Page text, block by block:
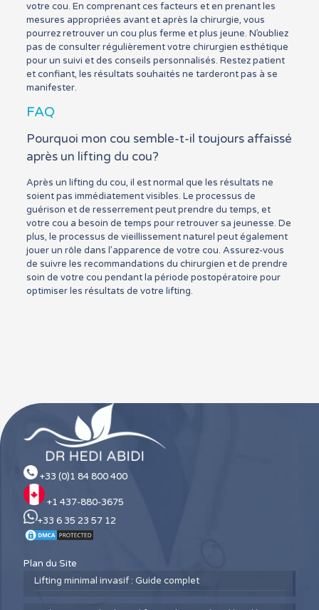
votre cou. En comprenant ces facteurs et en prenant les
mesures appropriées avant et après la chirurgie, vous
pourrez retrouver un cou plus ferme et plus jeune. N’oubliez
pas de consulter régulièrement votre chirurgien esthétique
pour un suivi et des conseils personnalisés. Restez patient
et confiant, les résultats souhaités ne tarderont pas à se
manifester.
FAQ
Pourquoi mon cou semble-t-il toujours affaissé
après un lifting du cou?
Après un lifting du cou, il est normal que les résultats ne
soient pas immédiatement visibles. Le processus de
guérison et de resserrement peut prendre du temps, et
votre cou a besoin de temps pour retrouver sa jeunesse. De
plus, le processus de vieillissement naturel peut également
jouer un rôle dans l’apparence de votre cou. Assurez-vous
de suivre les recommandations du chirurgien et de prendre
soin de votre cou pendant la période postopératoire pour
optimiser les résultats de votre lifting.
+33 (0)1 84 800 400
+1 437-880-3675
+33 6 35 23 57 12
Plan du Site
Lifting minimal invasif : Guide complet